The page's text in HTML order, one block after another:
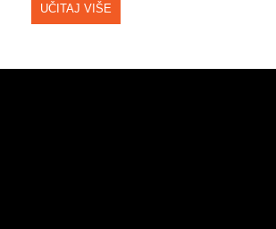
UČITAJ VIŠE